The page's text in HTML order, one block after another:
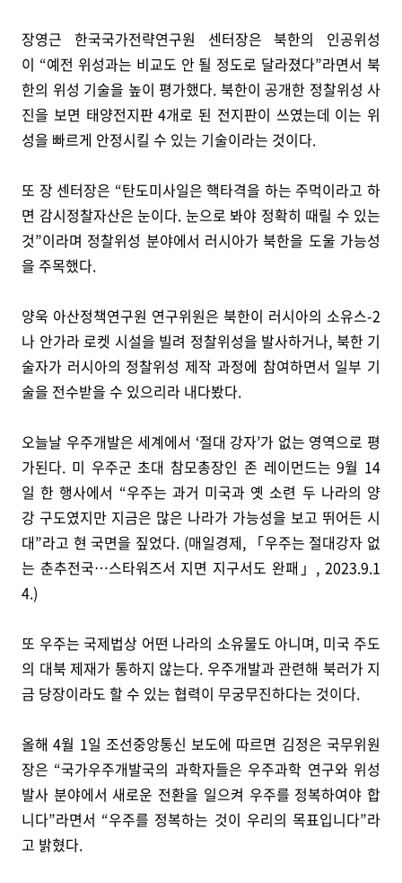
장영근 한국국가전략연구원 센터장은 북한의 인공위성
이 “예전 위성과는 비교도 안 될 정도로 달라졌다”라면서 북
한의 위성 기술을 높이 평가했다. 북한이 공개한 정찰위성 사
진을 보면 태양전지판 4개로 된 전지판이 쓰였는데 이는 위
성을 빠르게 안정시킬 수 있는 기술이라는 것이다.
또 장 센터장은 “탄도미사일은 핵타격을 하는 주먹이라고 하
면 감시정찰자산은 눈이다. 눈으로 봐야 정확히 때릴 수 있는
것”이라며 정찰위성 분야에서 러시아가 북한을 도울 가능성
을 주목했다.
양욱 아산정책연구원 연구위원은 북한이 러시아의 소유스-2
나 안가라 로켓 시설을 빌려 정찰위성을 발사하거나, 북한 기
술자가 러시아의 정찰위성 제작 과정에 참여하면서 일부 기
술을 전수받을 수 있으리라 내다봤다.
오늘날 우주개발은 세계에서 ‘절대 강자’가 없는 영역으로 평
가된다. 미 우주군 초대 참모총장인 존 레이먼드는 9월 14
일 한 행사에서 “우주는 과거 미국과 옛 소련 두 나라의 양
강 구도였지만 지금은 많은 나라가 가능성을 보고 뛰어든 시
대”라고 현 국면을 짚었다. (매일경제, 「우주는 절대강자 없
는 춘추전국…스타워즈서 지면 지구서도 완패」, 2023.9.1
4.)
또 우주는 국제법상 어떤 나라의 소유물도 아니며, 미국 주도
의 대북 제재가 통하지 않는다. 우주개발과 관련해 북러가 지
금 당장이라도 할 수 있는 협력이 무궁무진하다는 것이다.
올해 4월 1일 조선중앙통신 보도에 따르면 김정은 국무위원
장은 “국가우주개발국의 과학자들은 우주과학 연구와 위성
발사 분야에서 새로운 전환을 일으켜 우주를 정복하여야 합
니다”라면서 “우주를 정복하는 것이 우리의 목표입니다”라
고 밝혔다.